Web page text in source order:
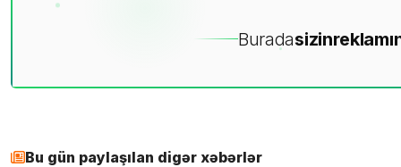
Buradasizin
Bu gün paylaşılan digər xəbərlər